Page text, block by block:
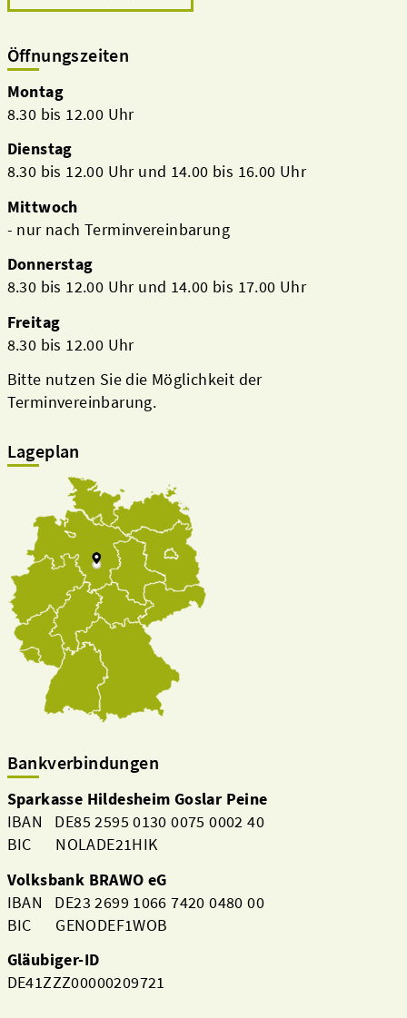
Öffnungszeiten
Montag
8.30 bis 12.00 Uhr
Dienstag
8.30 bis 12.00 Uhr und 14.00 bis 16.00 Uhr
Mittwoch
- nur nach Terminvereinbarung
Donnerstag
8.30 bis 12.00 Uhr und 14.00 bis 17.00 Uhr
Freitag
8.30 bis 12.00 Uhr
Bitte nutzen Sie die Möglichkeit der
Terminvereinbarung.
Lageplan
Bankverbindungen
Sparkasse Hildesheim Goslar Peine
IBAN DE85 2595 0130 0075 0002 40
BIC NOLADE21HIK
Volksbank BRAWO eG
IBAN DE23 2699 1066 7420 0480 00
BIC GENODEF1WOB
Gläubiger-ID
DE41ZZZ00000209721